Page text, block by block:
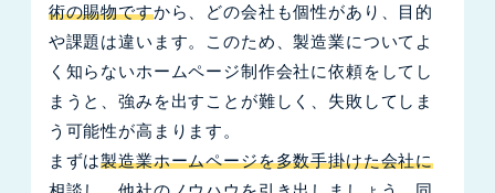
術の賜物ですから、どの会社も個性があり、目的
や課題は違います。このため、製造業についてよ
く知らないホームページ制作会社に依頼をしてし
まうと、強みを出すことが難しく、失敗してしま
う可能性が高まります。
まずは製造業ホームページを多数手掛けた会社に